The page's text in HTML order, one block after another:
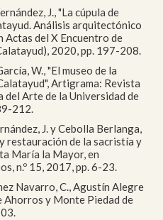
J., "La cúpula de
Análisis arquitectónico
Actas del X Encuentro de
2020, pp. 197-208.
W., "El museo de la
Artigrama: Revista
Arte de la Universidad de
212.
J. y Cebolla Berlanga,
restauración de la sacristía y
María la Mayor, en
n.º 15, 2017, pp. 6-23.
Navarro, C., Agustín Alegre
Ahorros y Monte Piedad de